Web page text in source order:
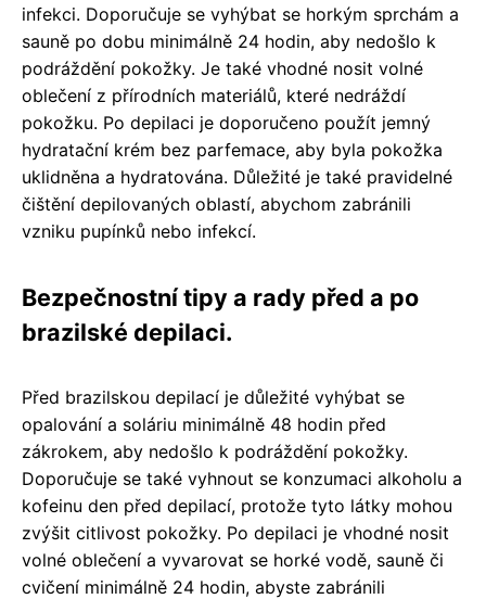
infekci. Doporučuje se vyhýbat se horkým sprchám a
sauně po dobu minimálně 24 hodin, aby nedošlo k
podráždění pokožky. Je také vhodné nosit volné
oblečení z přírodních materiálů, které nedráždí
pokožku. Po depilaci je doporučeno použít jemný
hydratační krém bez parfemace, aby byla pokožka
uklidněna a hydratována. Důležité je také pravidelné
čištění depilovaných oblastí, abychom zabránili
vzniku pupínků nebo infekcí.
Bezpečnostní tipy a rady před a po
brazilské depilaci.
Před brazilskou depilací je důležité vyhýbat se
opalování a soláriu minimálně 48 hodin před
zákrokem, aby nedošlo k podráždění pokožky.
Doporučuje se také vyhnout se konzumaci alkoholu a
kofeinu den před depilací, protože tyto látky mohou
zvýšit citlivost pokožky. Po depilaci je vhodné nosit
volné oblečení a vyvarovat se horké vodě, sauně či
cvičení minimálně 24 hodin, abyste zabránili